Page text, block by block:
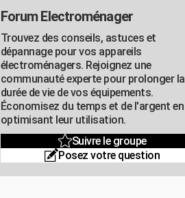
Forum Electroménager
Trouvez des conseils, astuces et
dépannage pour vos appareils
électroménagers. Rejoignez une
communauté experte pour prolonger la
durée de vie de vos équipements.
Économisez du temps et de l'argent en
optimisant leur utilisation.
Suivre le groupe
Posez votre question